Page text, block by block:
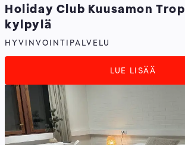
Holiday Club Kuusamon
kylpylä
HYVINVOINTIPALVELU
LUE LISÄÄ